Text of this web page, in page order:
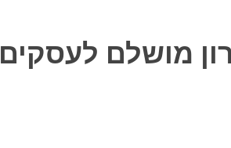
מושלם לעסקים